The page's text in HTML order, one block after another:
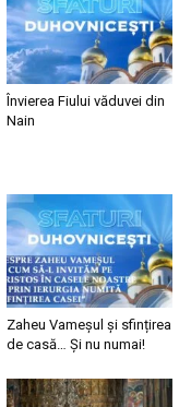
Învierea Fiului văduvei din
Nain
Zaheu Vameșul și sfințirea
de casă… Și nu numai!